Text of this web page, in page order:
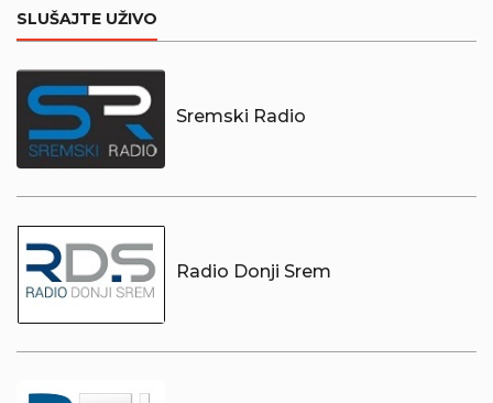
SLUŠAJTE UŽIVO
Sremski Radio
Radio Donji Srem